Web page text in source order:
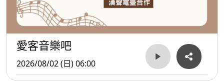
愛客音樂吧
2026/08/02 (日) 06:00